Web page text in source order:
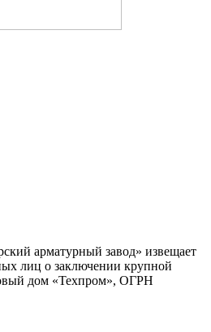
арматурный завод» извещает
лиц о заключении крупной
дом «Техпром», ОГРН